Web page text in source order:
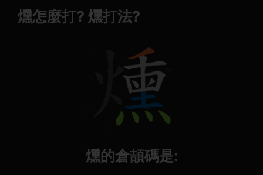
燻怎麼打? 燻打法?
燻的倉頡碼是: